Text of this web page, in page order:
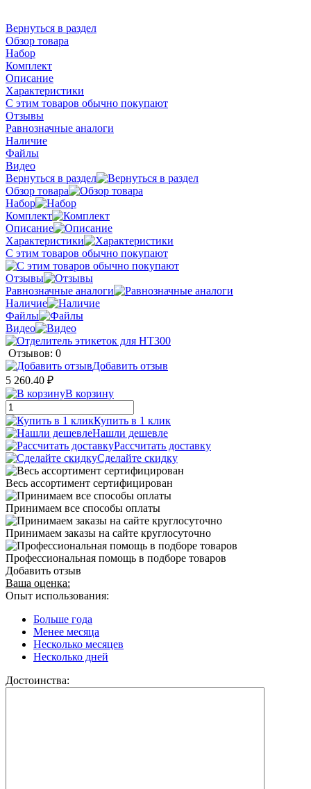
Вернуться в раздел
Обзор товара
Набор
Комплект
Описание
Характеристики
С этим товаров обычно покупают
Отзывы
Равнозначные аналоги
Наличие
Файлы
Видео
Вернуться в раздел
Обзор товара
Набор
Комплект
Описание
Характеристики
С этим товаров обычно покупают
Отзывы
Равнозначные аналоги
Наличие
Файлы
Видео
Отзывов: 0
Добавить отзыв
5 260.40 ₽
В корзину
Купить в 1 клик
Нашли дешевле
Рассчитать доставку
Сделайте скидку
Весь ассортимент сертифицирован
Принимаем все способы оплаты
Принимаем заказы на сайте круглосуточно
Профессиональная помощь в подборе товаров
Добавить отзыв
Ваша оценка:
Опыт использования:
Больше года
Менее месяца
Несколько месяцев
Несколько дней
Достоинства: